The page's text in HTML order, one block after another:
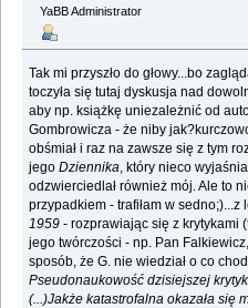
YaBB Administrator
Tak mi przyszło do głowy...bo
toczyła się tutaj dyskusja nad
aby np. książkę uniezależnić od
Gombrowicza - że niby
obśmiał i raz na zawsze się z tym
jegoDziennika , który nieco
odzwierciedlał również mój. Ale to
przypadkiem - trafiłam w
1959 - rozprawiając się z krytykami
jego twórczości - np. Pan
sposób, że G. nie wiedział o co
Pseudonaukowość dzisiejszej
(...)Jakże katastrofalna okazała się